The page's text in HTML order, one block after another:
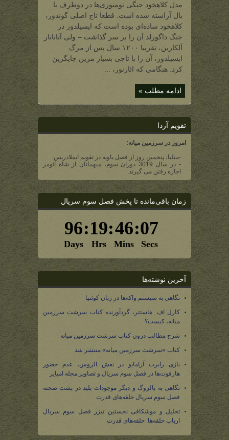
گوندور)
مدل کلاهخود جنگی نومنوری‌‌ها در دوطرف با
بال آراسته شده است. قطعا تاج اصلی گوندور،
کلاهخود ساده‌‌ای بوده است که ایسیلدور در
جنگ داگورلد آن را بر سر گذاشت – ولی آتاناتار
آلکارین، تقریبا ۱۲۰۰ سال پس از مرگ
ایسیلدور، آن را با تاجی بسیار مزین جایگزین
کرد. هنگامی که ائارنور، ...
ادامه مطلب »
تقویم آردا
امروز در سرزمین میانه:
-منلیا، پنجمین روز از فصل یاویه در تقویم ایملادریس.
- در سال 3019 دوران سوم، میهمانان از شاه ائومر
اجازه رفتن می گیرند.
زمان باقی‌مانده تا پخش فصل سوم سریال
آخرین نوشته‌ها
نگاهی به سیستم واکه‌ها در زبان کوئنیا
کارل اف. هاستتر، گردآورنده کتاب سرشت سرزمین
میانه، کیست؟
شرح مطالب درون کتاب سرشت سرزمین میانه
کتاب «سرشت سرزمین میانه» منتشر شد
بازی رابرت آرامایو در نقش الروس، عدم حضور
هارفوت‌ها در فصل سوم سریال و تصاویر مجله امپایر
نگاهی به بالروگ و دیگر موجودات پلید در پشت صحنه
فصل سوم سریال حلقه‌های قدرت
تحلیل و موشکافی نخستین تیزر فصل سوم سریال
ارباب حلقه‌ها: حلقه‌های قدرت